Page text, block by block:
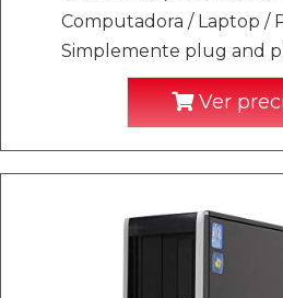
Computadora / Laptop /
Simplemente plug and
Ver